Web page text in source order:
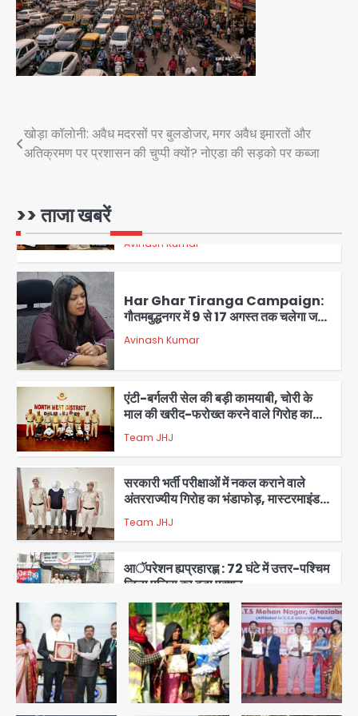
Post
navigation
खोड़ा कॉलोनी: अवैध मदरसों पर बुलडोजर, मगर अवैध इमारतों और
अतिक्रमण पर प्रशासन की चुप्पी क्यों? नोएडा की सड़को पर कब्जा
>> ताजा खबरें
सरकारी भर्ती परीक्षाओं में नकल कराने वाले
अंतरराज्यीय गिरोह का भंडाफोड़, मास्टरमाइंड
समेत 7 गिरफ्तार
Team JHJ
जिला पुलिस का बड़ा एक्शन
Team JHJ
1 Avinash Kumar
2
Har Ghar Tiranga Campaign:
गौतमबुद्धनगर में 9 से 17 अगस्त तक चलेगा जन-
जागरूकता महाअभियान, डीएम ने की समीक्षा
बैठक
Avinash Kumar
3
एंटी-बर्गलरी सेल की बड़ी कामयाबी, चोरी के
माल की खरीद-फरोख्त करने वाले गिरोह का
भंडाफोड़
Team JHJ
4
सरकारी भर्ती परीक्षाओं में नकल कराने वाले
अंतरराज्यीय गिरोह का भंडाफोड़, मास्टरमाइंड
समेत 7 गिरफ्तार
Team JHJ
5
आॅपरेशन ह्यप्रहारह्ण : 72 घंटे में उत्तर-पश्चिम
जिला पुलिस का बड़ा एक्शन
Team JHJ
1
UPI fee dispute: आम लोगों की जेब नहीं,
मर्चेंट्स पर बोझ, पर पर्दे के पीछे ट्रंप का दबाव?
Avinash Kumar